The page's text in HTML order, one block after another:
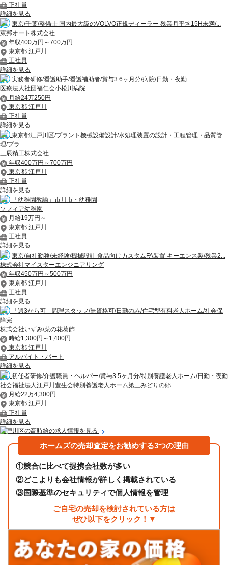
正社員
詳細を見る
東京/千葉/整備士 国内最大級のVOLVO正規ディーラー 残業月平均15H未満/...
東邦オート株式会社
年収400万円～700万円
東京都 江戸川
正社員
詳細を見る
実務者研修/看護助手/看護補助者/賞与3.6ヶ月分/病院/日勤・夜勤
医療法人社団福仁会小松川病院
月給24万250円
東京都 江戸川
正社員
詳細を見る
東京都江戸川区/プラント機械設備設計/水処理装置の設計・工程管理・品質管
理/プラ...
三辰精工株式会社
年収400万円～700万円
東京都 江戸川
正社員
詳細を見る
「幼稚園教諭」市川市・幼稚園
ソフィア幼稚園
月給19万円～
東京都 江戸川
正社員
詳細を見る
東京/自社勤務/未経験/機械設計 食品向けカスタムFA装置 キーエンス製/残業2...
株式会社マイスターエンジニアリング
年収450万円～500万円
東京都 江戸川
正社員
詳細を見る
「週3から可」調理スタッフ/無資格可/日勤のみ/住宅型有料老人ホーム/社会保
障完...
株式会社いずみ/菜の花葛飾
時給1,300円～1,400円
東京都 江戸川
アルバイト・パート
詳細を見る
初任者研修/介護職員・ヘルパー/賞与3.5ヶ月分/特別養護老人ホーム/日勤・夜勤
社会福祉法人江戸川豊生会特別養護老人ホーム第三みどりの郷
月給22万4,300円
東京都 江戸川
正社員
詳細を見る
江戸川区の高時給の求人情報を見る
ホームズの売却査定をお勧めする3つの理由
①競合に比べて提携会社数が多い
②どこよりも会社情報が詳しく掲載されている
③国際基準のセキュリティで個人情報を管理
ご自宅の売却を検討されている方は
ぜひ以下をクリック！▼